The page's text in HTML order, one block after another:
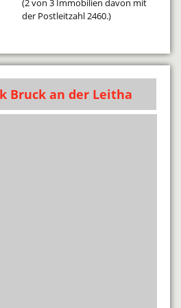
(2 von 3 Immobilien davon mit
der Postleitzahl 2460.)
Bruck an der Leitha